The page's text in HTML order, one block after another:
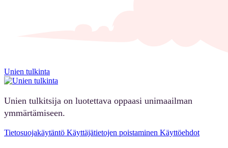
Unien tulkinta
Unien tulkitsija on luotettava oppaasi unimaailman
ymmärtämiseen.
Tietosuojakäytäntö Käyttäjätietojen poistaminen Käyttöehdot